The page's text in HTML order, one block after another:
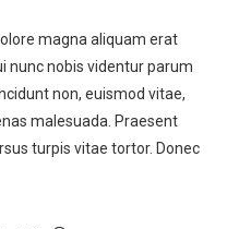
magna aliquam erat
nunc nobis videntur parum
non, euismod vitae,
malesuada. Praesent
turpis vitae tortor. Donec